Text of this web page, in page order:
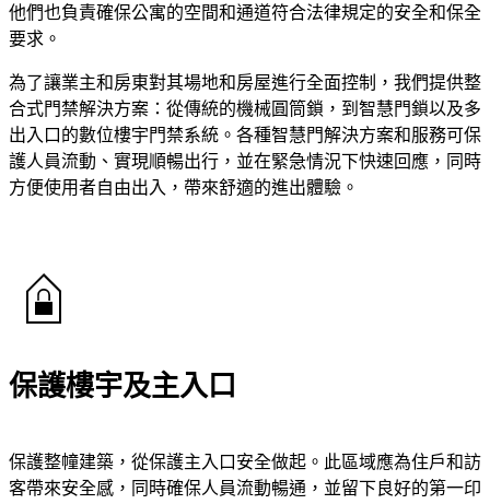
他們也負責確保公寓的空間和通道符合法律規定的安全和保全
要求。
為了讓業主和房東對其場地和房屋進行全面控制，我們提供整
合式門禁解決方案：從傳統的機械圓筒鎖，到智慧門鎖以及多
出入口的數位樓宇門禁系統。各種智慧門解決方案和服務可保
護人員流動、實現順暢出行，並在緊急情況下快速回應，同時
方便使用者自由出入，帶來舒適的進出體驗。
保護樓宇及主入口
保護整幢建築，從保護主入口安全做起。此區域應為住戶和訪
客帶來安全感，同時確保人員流動暢通，並留下良好的第一印